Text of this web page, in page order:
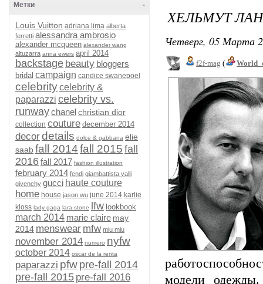
-
Метки
Louis Vuitton adriana lima alberta
ferretti alessandra ambrosio
alexander mcqueen alexander wang
altuzarra anna ewers april 2014
backstage beauty bloggers
bridal campaign candice swanepoel
celebritycelebrity &
paparazzi celebrity vs.
runwaychanelchristian dior
collection couture december 2014
decordetails dolce & gabbana elie
saabfall 2014fall 2015 fall
2016fall 2017 fashion illustration
february 2014 fendi giambattista valli
givenchy gucci haute couture
home house jason wu june 2014 karlie
kloss lady gaga lara stone lfw lookbook
march 2014 marie claire may
2014 menswear mfw miu miu
november 2014 numero nyfw
october 2014 oscar de la renta
paparazzi pfw pre-fall 2014
pre-fall 2015 pre-fall 2016
ХЕЛЬМУТ
Четверг, 05 Марта
f2f-mag (
модели